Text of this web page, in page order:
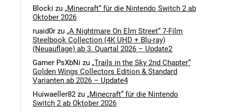
Blocki zu „Minecraft“ für die Nintendo Switch 2 ab
Oktober 2026
ruaid0r zu „A Nightmare On Elm Street“ 7-Film
Steelbook Collection (4K UHD + Blu-ray)
(Neuauflage) ab 3. Quartal 2026 – Update2
Gamer PsXbNi zu „Trails in the Sky 2nd Chapter“
Golden Wings Collectors Edition & Standard
Varianten ab 2026 – Update4
Huiwaeller82 zu „Minecraft“ für die Nintendo
Switch 2 ab Oktober 2026